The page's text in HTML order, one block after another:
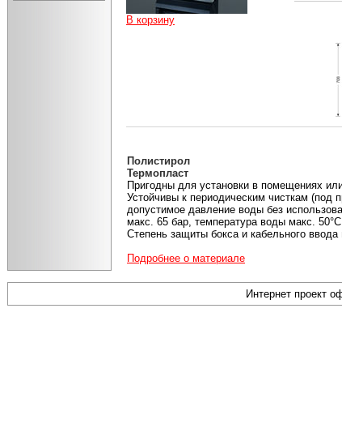
В корзину
Полистирол
Термопласт
Пригодны для установки в помещениях
Устойчивы к периодическим чисткам (под
допустимое давление воды без
макс. 65 бар, температура воды макс.
Степень защиты бокса и кабельного
Подробнее о материале
Интернет проект